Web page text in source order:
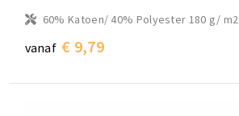
60% Katoen/ 40% Polyester 180 g/ m2
vanaf € 9,79